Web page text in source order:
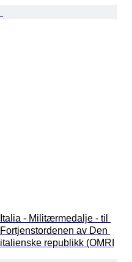
Italia - Militærmedalje - til
Fortjenstordenen av Den
italienske republikk (OMRI